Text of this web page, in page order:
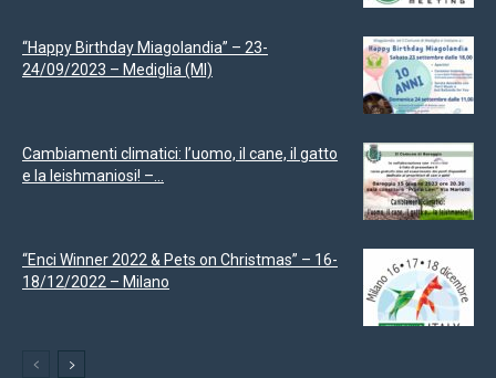
“Happy Birthday Miagolandia” – 23-
24/09/2023 – Mediglia (MI)
Cambiamenti climatici: l’uomo, il cane, il gatto
e la leishmaniosi! –...
“Enci Winner 2022 & Pets on Christmas” – 16-
18/12/2022 – Milano